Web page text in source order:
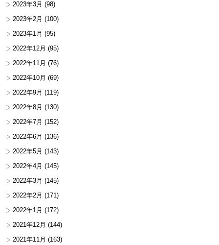
2023年3月 (98)
2023年2月 (100)
2023年1月 (95)
2022年12月 (95)
2022年11月 (76)
2022年10月 (69)
2022年9月 (119)
2022年8月 (130)
2022年7月 (152)
2022年6月 (136)
2022年5月 (143)
2022年4月 (145)
2022年3月 (145)
2022年2月 (171)
2022年1月 (172)
2021年12月 (144)
2021年11月 (163)